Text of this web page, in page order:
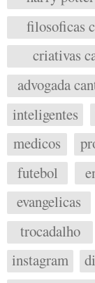
filosoficas
criativas
advogada
inteligentes
medicos
futebol
evangelicas
trocadalho
instagram